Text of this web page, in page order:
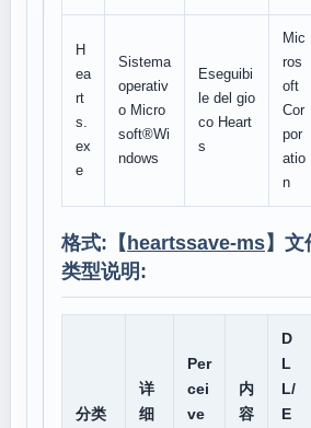
H
ea
rt
s.
ex
e
Sistema
operativ
o Micro
soft®Wi
ndows
Eseguibi
le del gio
co Heart
s
Mic
ros
oft
Cor
por
atio
n
格式:【 heartssave-ms】文
类型说明:
分类
详
细
Per
cei
ve
内
容
D
L
L/
E